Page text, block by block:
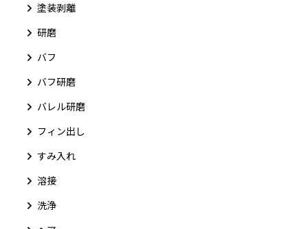
塗装剥離
研磨
バフ
バフ研磨
バレル研磨
フィン出し
すみ入れ
溶接
洗浄